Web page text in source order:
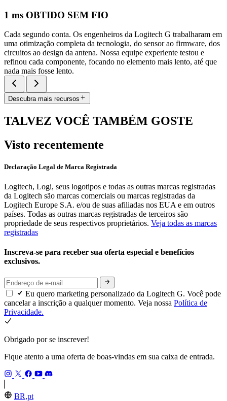
1 ms OBTIDO SEM FIO
Cada segundo conta. Os engenheiros da Logitech G trabalharam em
uma otimização completa da tecnologia, do sensor ao firmware, dos
circuitos ao design da antena. Nossa equipe experiente testou e
refinou cada componente, focando no elemento mais lento, até que
nada mais fosse lento.
Descubra mais recursos
TALVEZ VOCÊ TAMBÉM GOSTE
Visto recentemente
Declaração Legal de Marca Registrada
Logitech, Logi, seus logotipos e todas as outras marcas registradas
da Logitech são marcas comerciais ou marcas registradas da
Logitech Europe S.A. e/ou de suas afiliadas nos EUA e em outros
países. Todas as outras marcas registradas de terceiros são
propriedade de seus respectivos proprietários. Veja todas as marcas
registradas
Inscreva-se para receber sua oferta especial e benefícios
exclusivos.
Eu quero marketing personalizado da Logitech G. Você pode
cancelar a inscrição a qualquer momento. Veja nossa Política de
Privacidade.
Obrigado por se inscrever!
Fique atento a uma oferta de boas-vindas em sua caixa de entrada.
BR,pt